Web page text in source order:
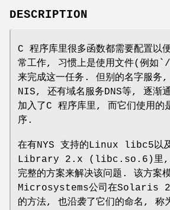
DESCRIPTION
C 程序库里很多函数都需要配置以
常工作, 习惯上是使用文件(例
来完成这一任务. 但别的名字服务
NIS, 还有域名服务DNS等, 逐渐
加入了C 程序库里, 而它们使用的
序.
在有NYS 支持的Linux libc5以
Library 2.x (libc.so.6)里, 依
完整的方案来解决该问题. 该方案
Microsystems公司在Solaris 2
的方法, 也沿袭了它们的命名, 称